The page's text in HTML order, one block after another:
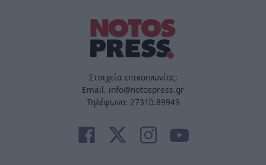
Στοιχεία επικοινωνίας:
Email. info@notospress.gr
Τηλέφωνο: 27310.89949